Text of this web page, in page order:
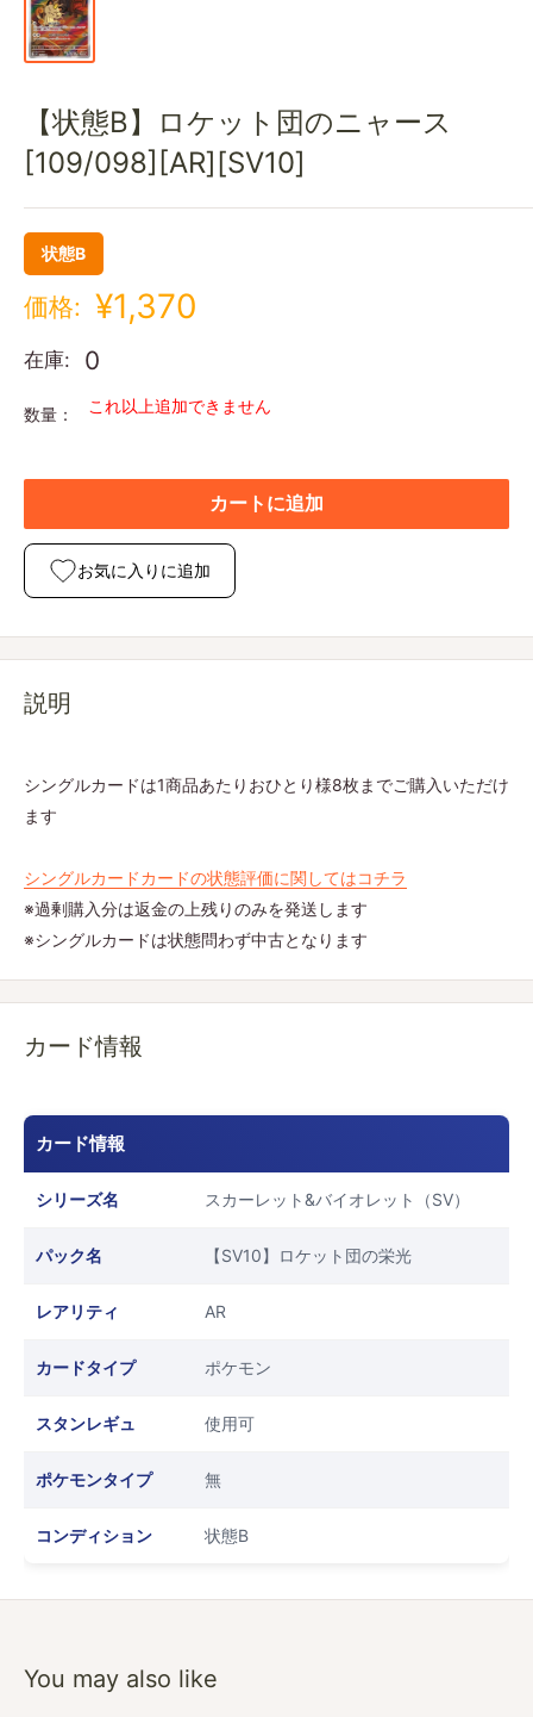
【状態B】ロケット団のニャース
[109/098][AR][SV10]
状態B
価格: ¥1,370
在庫: 0
数量： これ以上追加できません
カートに追加
お気に入りに追加
説明
シングルカードは1商品あたりおひとり様8枚までご購入いただけ
ます
シングルカードカードの状態評価に関してはコチラ
※過剰購入分は返金の上残りのみを発送します
※シングルカードは状態問わず中古となります
カード情報
カード情報
シリーズ名 スカーレット&バイオレット（SV）
パック名 【SV10】ロケット団の栄光
レアリティ AR
カードタイプ ポケモン
スタンレギュ 使用可
ポケモンタイプ 無
コンディション 状態B
You may also like